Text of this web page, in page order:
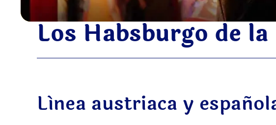
Los Habsburgo de
Línea austriaca y